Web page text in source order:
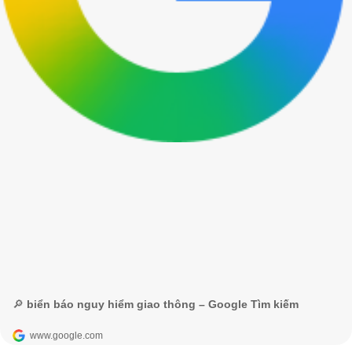
🔎 biển báo nguy hiểm giao thông – Google Tìm kiếm
www.google.com